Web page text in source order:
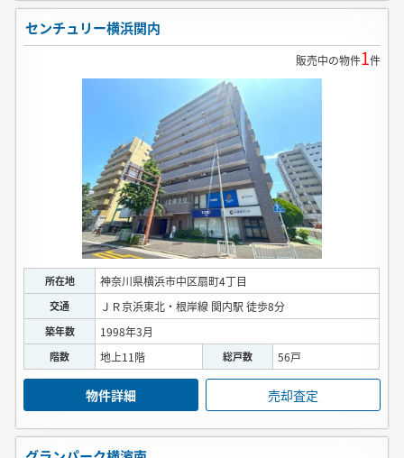
センチュリー横浜関内
販売中の物件1件
所在地 神奈川県横浜市中区扇町4丁目
交通 ＪＲ京浜東北・根岸線 関内駅 徒歩8分
築年数 1998年3月
階数 地上11階 総戸数 56戸
物件詳細 売却査定